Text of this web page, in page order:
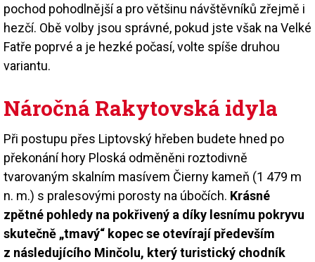
pochod pohodlnější a pro většinu návštěvníků zřejmě i
hezčí. Obě volby jsou správné, pokud jste však na Velké
Fatře poprvé a je hezké počasí, volte spíše druhou
variantu.
Náročná Rakytovská idyla
Při postupu přes Liptovský hřeben budete hned po
překonání hory Ploská odměněni roztodivně
tvarovaným skalním masívem Čierny kameň (1 479 m
n. m.) s pralesovými porosty na úbočích. Krásné
zpětné pohledy na pokřivený a díky lesnímu pokryvu
skutečně „tmavý“ kopec se otevírají především
z následujícího Minčolu, který turistický chodník